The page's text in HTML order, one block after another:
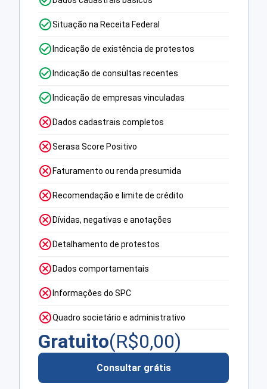
Situação na Receita Federal
Indicação de existência de protestos
Indicação de consultas recentes
Indicação de empresas vinculadas
Dados cadastrais completos
Serasa Score Positivo
Faturamento ou renda presumida
Recomendação e limite de crédito
Dívidas, negativas e anotações
Detalhamento de protestos
Dados comportamentais
Informações do SPC
Quadro societário e administrativo
Gratuito(R$0,00)
Consultar grátis